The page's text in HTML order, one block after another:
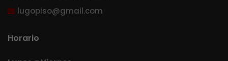
lugopiso@gmail.com
Horario